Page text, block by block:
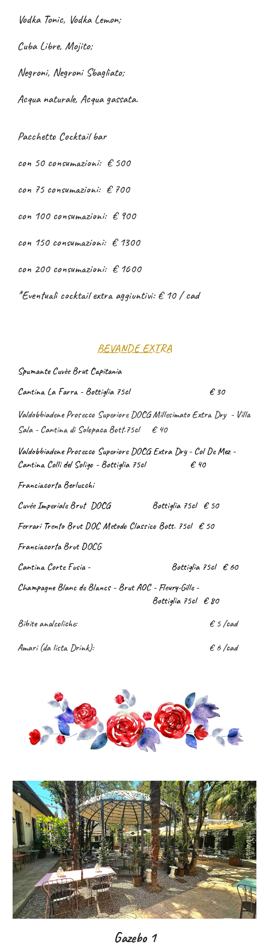
Vodka Tonic, Vodka Lemon;
Cuba Libre, Mojito;
Negroni, Negroni Sbagliato;
Acqua naturale, Acqua gassata.
Pacchetto Cocktail bar
con 50 consumazioni: € 500
con 75 consumazioni: € 700
con 100 consumazioni: € 900
con 150 consumazioni: € 1300
con 200 consumazioni: € 1600
*Eventuali cocktail extra aggiuntivi: € 10 / cad
BEVANDE EXTRA
Spumante Cuvèe Brut Capitania
Cantina LaFarra - Bottiglia 75cl
€ 30
Valdobbiadene Prosecco Superiore DOCG Millesimato Extra Dry - Villa
Sala - Cantina di Solopaca Bott.75cl
€ 40
Valdobbiadene Prosecco Superiore DOCG Extra Dry - Col De Mez -
Cantina Colli del Soligo - Bottiglia 75cl
€ 40
Franciacorta Berlucchi
Cuvée Imperiale Brut DOCG
Bottiglia 75cl€ 50
Ferrari Trento Brut DOCMetodo Classico Bott. 75cl€ 50
Franciacorta Brut DOCG
Cantina Corte Fusia -
Bottiglia 75cl€ 60
Champagne Blanc de Blancs - Brut AOC - Fleury-Gille -
Bottiglia 75cl€ 80
Bibite analcoliche:
€ 5 /cad
Amari (da lista Drink):
€ 6 /cad
Gazebo 1